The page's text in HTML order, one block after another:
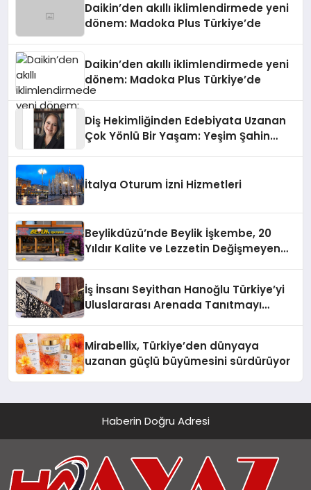
Daikin’den akıllı iklimlendirmede yeni
dönem: Madoka Plus Türkiye’de
Daikin’den akıllı iklimlendirmede yeni
dönem: Madoka Plus Türkiye’de
Diş Hekimliğinden Edebiyata Uzanan
Çok Yönlü Bir Yaşam: Yeşim Şahin
İtalya Oturum İzni Hizmetleri
Beylikdüzü’nde Beylik İşkembe, 20
Yıldır Kalite ve Lezzetin Değişmeyen
İş İnsanı Seyithan Hanoğlu Türkiye’yi
Uluslararası Arenada Tanıtmayı
Mirabellix, Türkiye’den dünyaya
uzanan güçlü büyümesini sürdürüyor
Haberin Doğru Adresi